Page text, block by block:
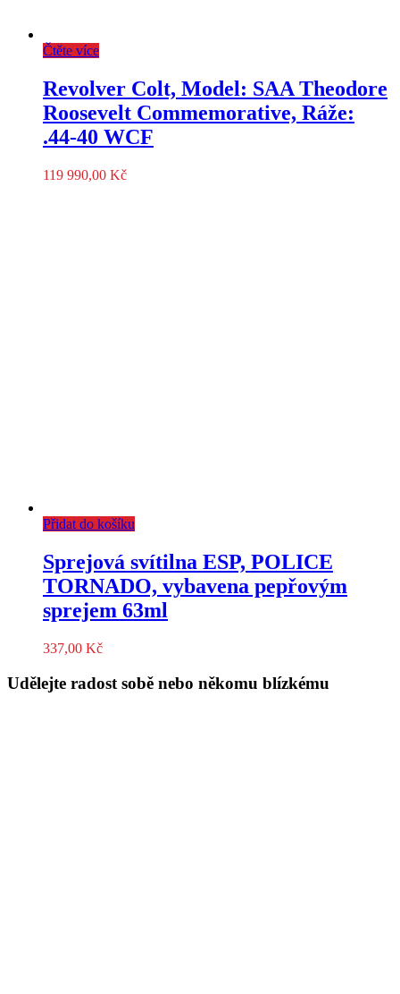
Čtěte více
Revolver Colt, Model: SAA Theodore
Roosevelt Commemorative, Ráže:
.44-40 WCF
119 990,00 Kč
Přidat do košíku
Sprejová svítilna ESP, POLICE
TORNADO, vybavena pepřovým
sprejem 63ml
337,00 Kč
Udělejte radost sobě nebo někomu blízkému